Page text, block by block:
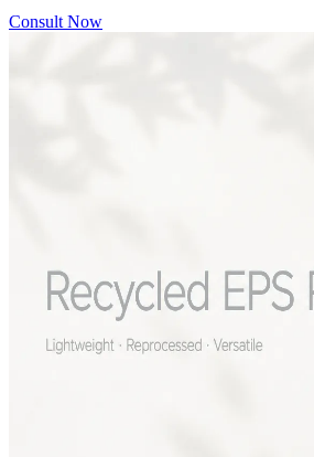
Consult Now